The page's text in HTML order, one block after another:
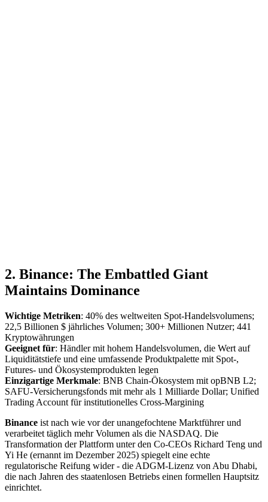
2. Binance: The Embattled Giant
Maintains Dominance
Wichtige Metriken: 40% des weltweiten Spot-Handelsvolumens;
22,5 Billionen $ jährliches Volumen; 300+ Millionen Nutzer; 441
Kryptowährungen
Geeignet für: Händler mit hohem Handelsvolumen, die Wert auf
Liquiditätstiefe und eine umfassende Produktpalette mit Spot-,
Futures- und Ökosystemprodukten legen
Einzigartige Merkmale: BNB Chain-Ökosystem mit opBNB L2;
SAFU-Versicherungsfonds mit mehr als 1 Milliarde Dollar; Unified
Trading Account für institutionelles Cross-Margining
Binance ist nach wie vor der unangefochtene Marktführer und
verarbeitet täglich mehr Volumen als die NASDAQ. Die
Transformation der Plattform unter den Co-CEOs Richard Teng und
Yi He (ernannt im Dezember 2025) spiegelt eine echte
regulatorische Reifung wider - die ADGM-Lizenz von Abu Dhabi,
die nach Jahren des staatenlosen Betriebs einen formellen Hauptsitz
einrichtet.